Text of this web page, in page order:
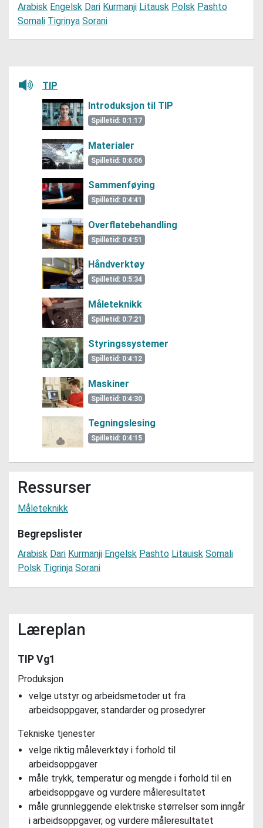
Arabisk Engelsk Dari Kurmanji Litausk Polsk Pashto
Somali Tigrinya Sorani
TIP
Introduksjon til TIP
Spilletid: 0:1:17
Materialer
Spilletid: 0:6:06
Sammenføying
Spilletid: 0:4:41
Overflatebehandling
Spilletid: 0:4:51
Håndverktøy
Spilletid: 0:5:34
Måleteknikk
Spilletid: 0:7:21
Styringssystemer
Spilletid: 0:4:12
Maskiner
Spilletid: 0:4:30
Tegningslesing
Spilletid: 0:4:15
Lytt her
Ressurser
Måleteknikk
Begrepslister
Arabisk Dari Kurmanji Engelsk Pashto Litauisk Somali
Polsk Tigrinja Sorani
Læreplan
TIP Vg1
Produksjon
velge utstyr og arbeidsmetoder ut fra
arbeidsoppgaver, standarder og prosedyrer
Tekniske tjenester
velge riktig måleverktøy i forhold til
arbeidsoppgaver
måle trykk, temperatur og mengde i forhold til en
arbeidsoppgave og vurdere måleresultatet
måle grunnleggende elektriske størrelser som inngår
i arbeidsoppgaver, og vurdere måleresultatet